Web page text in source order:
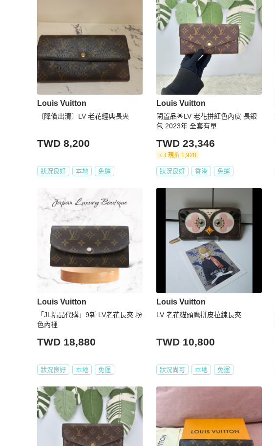
Louis Vuitton
〔降價出清〕LV 老花經典長夾
TWD 8,200
狀況良好 本地 免運
Louis Vuitton
閑置品🌟LV 老花拼紅色內皮 長銀
包 2023年 全套有單
TWD 23,346
現折 1,928
狀況良好 香港 免運
Louis Vuitton
「JL精品代購」9新 LV老花長夾 粉
色內裡
TWD 18,880
狀況良好 本地 免運
Louis Vuitton
LV 老花貓頭鷹拼皮拉鍊長夾
TWD 10,800
狀況尚可 本地 免運